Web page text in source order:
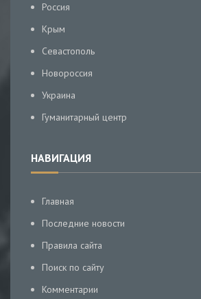
Россия
Крым
Севастополь
Новороссия
Украина
Гуманитарный центр
НАВИГАЦИЯ
Главная
Последние новости
Правила сайта
Поиск по сайту
Комментарии